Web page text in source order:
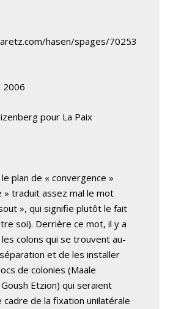
hasen/spages/70253
2006
pour La Paix
plan de « convergence »
» traduit assez mal le mot
», qui signifie plutôt le fait
soi). Derrière ce mot, il y a
les colons qui se trouvent au-
et de les installer
de colonies (Maale
Etzion) qui seraient
cadre de la fixation unilatérale